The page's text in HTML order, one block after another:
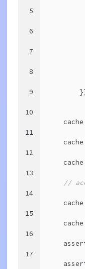
5
6
7
8
9
10
11
12
13
14
15
16
17
//